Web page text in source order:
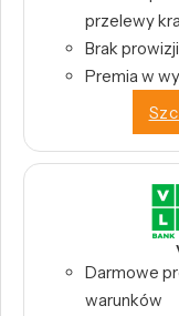
przelewy
Brak
Premia w
Darmowe
warunków